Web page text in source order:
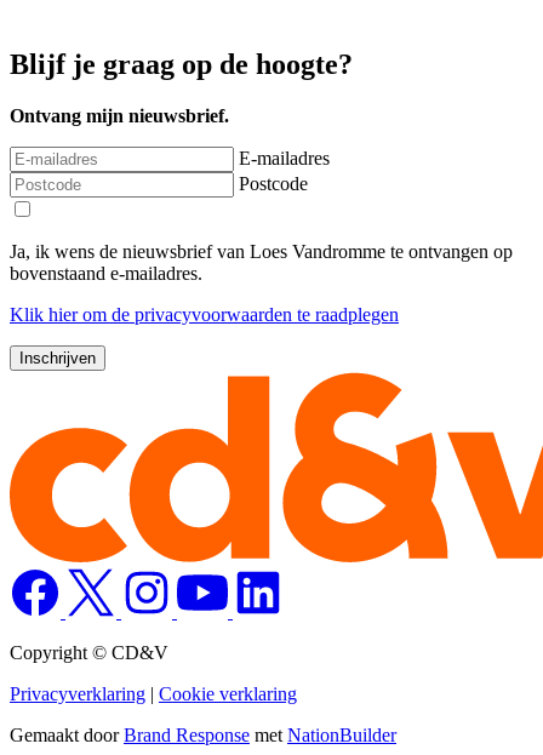
Blijf je graag op de hoogte?
Ontvang mijn nieuwsbrief.
E-mailadres
Postcode
Ja, ik wens de nieuwsbrief van Loes Vandromme te ontvangen op
bovenstaand e-mailadres.
Klik hierom de privacyvoorwaarden te raadplegen
Copyright © CD&V
Privacyverklaring | Cookie verklaring
Gemaakt doorBrand Response met NationBuilder